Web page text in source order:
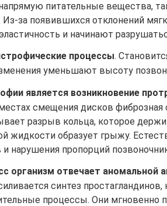
питательные вещества,
за появившихся отклонений
и начинают
процессы.
уменьшают высоту
является возникновение
смещения дисков фиброзная
разрыв кольца, которое
жидкости образует грыжу.
нарушения пропорций
организм отвечает аномальной
синтез
процессы. Они